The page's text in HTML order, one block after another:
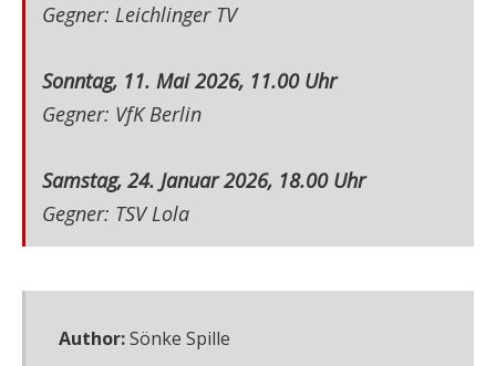
Gegner: Leichlinger TV
Sonntag, 11. Mai 2026, 11.00 Uhr
Gegner: VfK Berlin
Samstag, 24. Januar 2026, 18.00 Uhr
Gegner: TSV Lola
Author:Sönke Spille